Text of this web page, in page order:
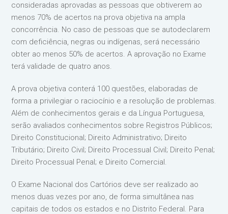
consideradas aprovadas as pessoas que obtiverem ao
menos 70% de acertos na prova objetiva na ampla
concorrência. No caso de pessoas que se autodeclarem
com deficiência, negras ou indígenas, será necessário
obter ao menos 50% de acertos. A aprovação no Exame
terá validade de quatro anos.
A prova objetiva conterá 100 questões, elaboradas de
forma a privilegiar o raciocínio e a resolução de problemas.
Além de conhecimentos gerais e da Língua Portuguesa,
serão avaliados conhecimentos sobre Registros Públicos;
Direito Constitucional; Direito Administrativo; Direito
Tributário; Direito Civil; Direito Processual Civil; Direito Penal;
Direito Processual Penal; e Direito Comercial.
O Exame Nacional dos Cartórios deve ser realizado ao
menos duas vezes por ano, de forma simultânea nas
capitais de todos os estados e no Distrito Federal. Para